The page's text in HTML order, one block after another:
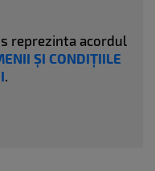
reprezinta acordul
ȘI CONDIȚIILE
.